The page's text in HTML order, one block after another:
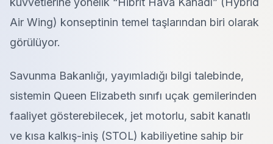
Air Wing) konseptinin temel taşlarından biri olarak
görülüyor.
Savunma Bakanlığı, yayımladığı bilgi talebinde,
sistemin Queen Elizabeth sınıfı uçak gemilerinden
faaliyet gösterebilecek, jet motorlu, sabit kanatlı
ve kısa kalkış-iniş (STOL) kabiliyetine sahip bir